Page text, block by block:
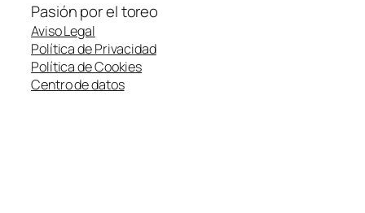
Pasión por el toreo
Aviso Legal
Política de Privacidad
Política de Cookies
Centro de datos